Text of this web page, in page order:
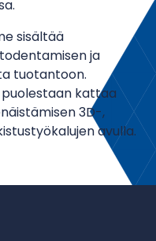
sisältää
ja
tuotantoon.
kattaa
3D-,
avulla.